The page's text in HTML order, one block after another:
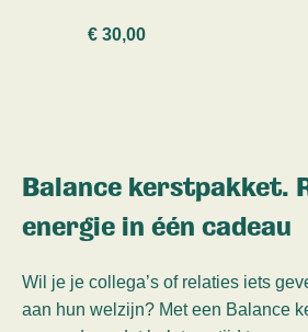
€ 30,00
Balance kerstpakket.
energie in één cadeau
Wil je je collega’s of relaties iets
aan hun welzijn? Met een Balance